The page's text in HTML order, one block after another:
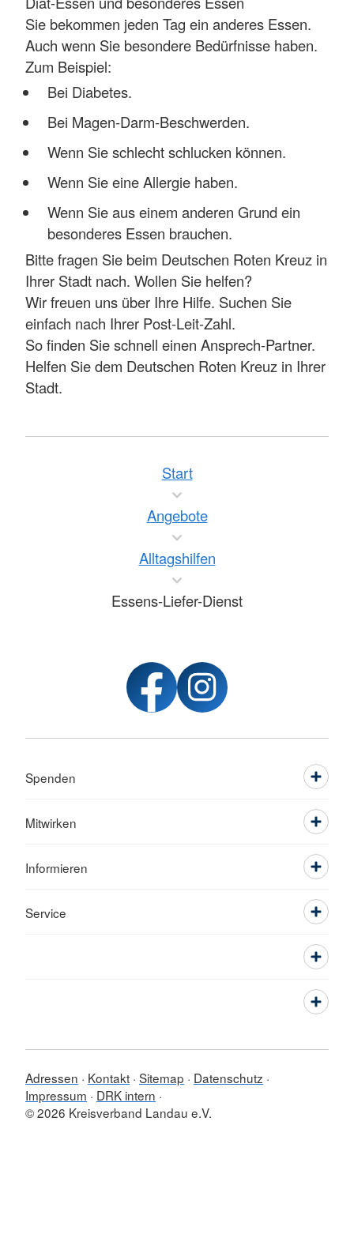
Sie bekommen jeden Tag ein anderes Essen.
Auch wenn Sie besondere Bedürfnisse haben.
Zum Beispiel:
Bei Diabetes.
Bei Magen-Darm-Beschwerden.
Wenn Sie schlecht schlucken können.
Wenn Sie eine Allergie haben.
Wenn Sie aus einem anderen Grund ein
besonderes Essen brauchen.
Bitte fragen Sie beim Deutschen Roten Kreuz in
Ihrer Stadt nach. Wollen Sie helfen?
Wir freuen uns über Ihre Hilfe. Suchen Sie
einfach nach Ihrer Post-Leit-Zahl.
So finden Sie schnell einen Ansprech-Partner.
Helfen Sie dem Deutschen Roten Kreuz in Ihrer
Stadt.
Start
Angebote
Alltagshilfen
Essens-Liefer-Dienst
Spenden
Mitwirken
Informieren
Service
Adressen Kontakt Sitemap
Datenschutz
Impressum
DRK intern
© 2026 Kreisverband Landau e.V.